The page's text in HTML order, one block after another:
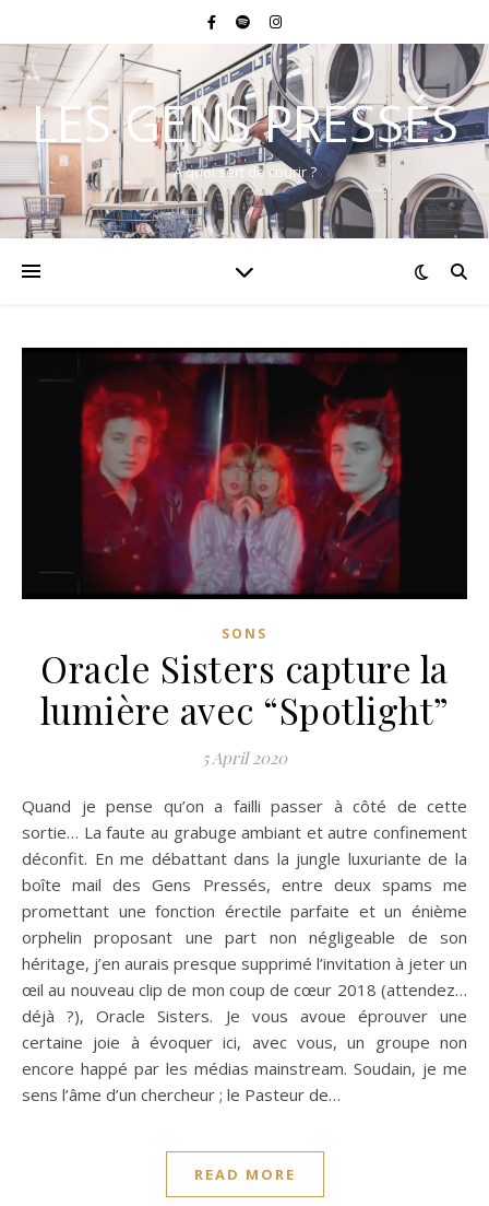
LES GENS PRESSÉS
A quoi sert de courir ?
SONS
Oracle Sisters capture la
lumière avec “Spotlight”
5 April 2020
Quand je pense qu’on a failli passer à côté de cette
sortie… La faute au grabuge ambiant et autre confinement
déconfit. En me débattant dans la jungle luxuriante de la
boîte mail des Gens Pressés, entre deux spams me
promettant une fonction érectile parfaite et un énième
orphelin proposant une part non négligeable de son
héritage, j’en aurais presque supprimé l’invitation à jeter un
œil au nouveau clip de mon coup de cœur 2018 (attendez…
déjà ?), Oracle Sisters. Je vous avoue éprouver une
certaine joie à évoquer ici, avec vous, un groupe non
encore happé par les médias mainstream. Soudain, je me
sens l’âme d’un chercheur ; le Pasteur de…
READ MORE